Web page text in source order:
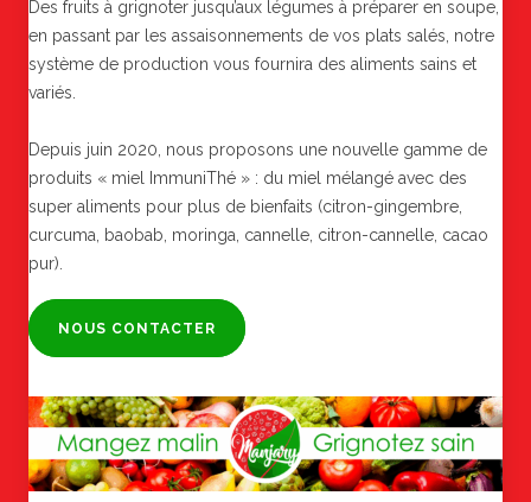
Des fruits à grignoter jusqu’aux légumes à préparer en soupe,
en passant par les assaisonnements de vos plats salés, notre
système de production vous fournira des aliments sains et
variés.
Depuis juin 2020, nous proposons une nouvelle gamme de
produits « miel ImmuniThé » : du miel mélangé avec des
super aliments pour plus de bienfaits (citron-gingembre,
curcuma, baobab, moringa, cannelle, citron-cannelle, cacao
pur).
NOUS CONTACTER